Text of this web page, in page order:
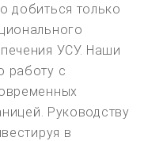
добиться только
УСУ. Наши
работу с
Руководству
в